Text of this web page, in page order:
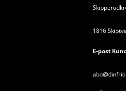
1816
E-post